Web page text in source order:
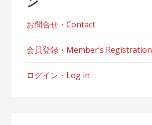
お問合せ・Contact
会員登録・Member’s Registration
ログイン・Log in